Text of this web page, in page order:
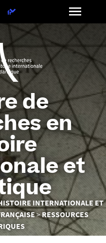
contenu
de
en
et
INTERNATIONALE ET
RESSOURCES
Choix
langue
fr